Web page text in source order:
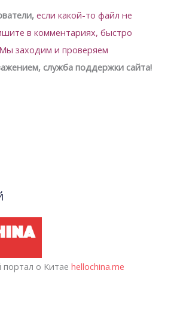
если какой-то файл не
в комментариях, быстро
Мы заходим и проверяем
служба поддержки сайта!
о Китаеhellochina.me